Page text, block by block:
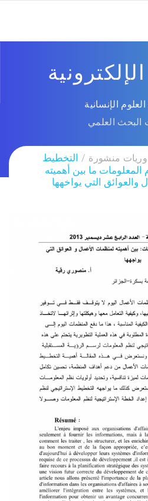
العلوم الإنسانية
البحث العلمي
منشورة
التخطيط
المعلومات ما بين أهميته
والعوائق التي يواخهها